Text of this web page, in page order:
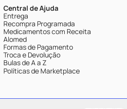
Central de Ajuda
Entrega
Recompra Programada
Medicamentos com Receita
Alomed
Formas de Pagamento
Troca e Devolução
Bulas de A a Z
Políticas de Marketplace